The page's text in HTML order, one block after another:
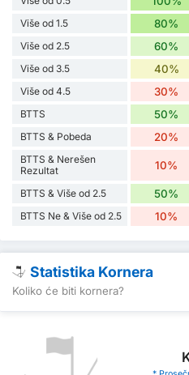
Više od 1.5 80%
Više od 2.5 60%
Više od 3.5 40%
Više od 4.5 30%
BTTS 50%
BTTS & Pobeda 20%
BTTS & Nerešen
Rezultat
10%
BTTS & Više od 2.5 50%
BTTS Ne & Više od 2.5 10%
Statistika Kornera
Koliko će biti kornera?